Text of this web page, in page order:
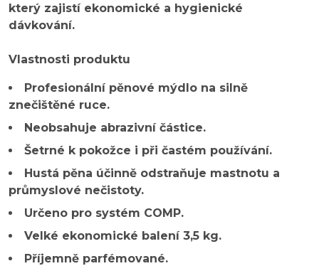
který zajistí ekonomické a hygienické
dávkování.
Vlastnosti produktu
Profesionální pěnové mýdlo na silně
znečištěné ruce.
Neobsahuje abrazivní částice.
Šetrné k pokožce i při častém používání.
Hustá pěna účinně odstraňuje mastnotu a
průmyslové nečistoty.
Určeno pro systém COMP.
Velké ekonomické balení 3,5 kg.
Příjemně parfémované.